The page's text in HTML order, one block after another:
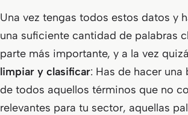
Una vez tengas todos estos datos y
una suficiente cantidad de palabras
parte más importante, y a la vez
limpiar y clasificar: Has de hacer una
de todos aquellos términos que no
relevantes para tu sector, aquellas